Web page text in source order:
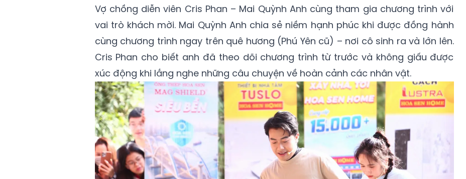
Vợ chồng diễn viên Cris Phan – Mai Quỳnh Anh cùng tham gia chương trình với
vai trò khách mời. Mai Quỳnh Anh chia sẻ niềm hạnh phúc khi được đồng hành
cùng chương trình ngay trên quê hương (Phú Yên cũ) – nơi cô sinh ra và lớn lên.
Cris Phan cho biết anh đã theo dõi chương trình từ trước và không giấu được
xúc động khi lắng nghe những câu chuyện về hoàn cảnh các nhân vật.